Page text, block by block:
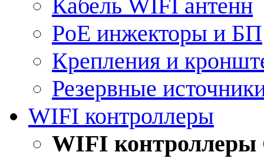
Кабель WIFI антенн
PoE инжекторы и БП
Крепления и
Резервные
WIFI контроллеры
WIFI контроллеры